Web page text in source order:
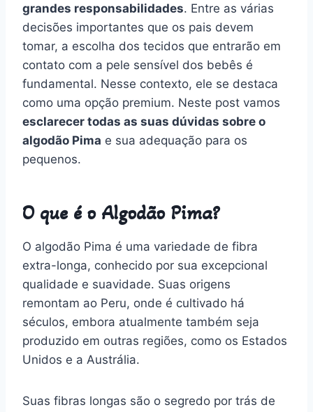
grandes responsabilidades. Entre as várias
decisões importantes que os pais devem
tomar, a escolha dos tecidos que entrarão em
contato com a pele sensível dos bebês é
fundamental. Nesse contexto, ele se destaca
como uma opção premium. Neste post vamos
esclarecer todas as suas dúvidas sobre o
algodão Pima e sua adequação para os
pequenos.
O que é o Algodão Pima?
O algodão Pima é uma variedade de fibra
extra-longa, conhecido por sua excepcional
qualidade e suavidade. Suas origens
remontam ao Peru, onde é cultivado há
séculos, embora atualmente também seja
produzido em outras regiões, como os Estados
Unidos e a Austrália.
Suas fibras longas são o segredo por trás de